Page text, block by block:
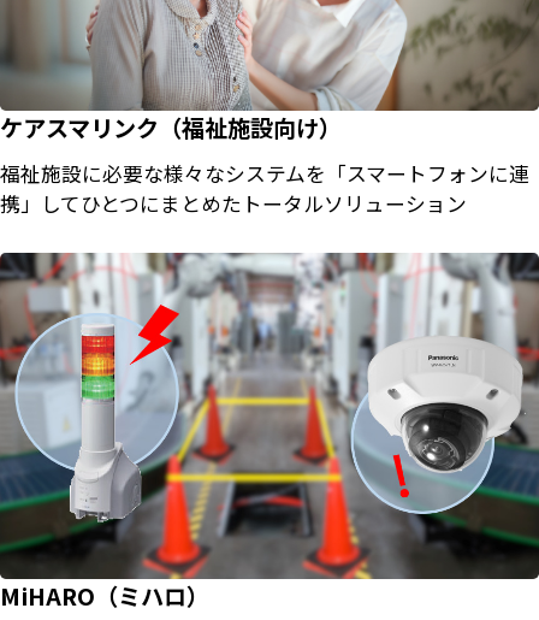
ケアスマリンク（福祉施設向け）
福祉施設に必要な様々なシステムを「スマートフォンに連
携」してひとつにまとめたトータルソリューション
MiHARO（ミハロ）